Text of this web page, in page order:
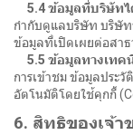
5.4 ข้อมูลที่บริษัท
กำกับดูแลบริษัท บริษัท
ข้อมูลที่เปิดเผยต่อสาธ
5.5 ข้อมูลทางเท
การเข้าชม ข้อมูลประ
อัตโนมัติโดยใช้คุกกี้
6. สิทธิของเจ้